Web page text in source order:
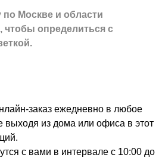
по Москве и области
чтобы определиться с
заказ ежедневно в любое
выходя из дома или офиса в этот
с вами в интервале с 10:00 до